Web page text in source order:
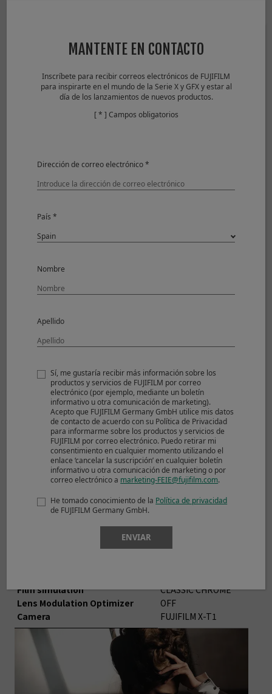
FUJIFILM X-T1
© Niko Villegas
View larger image (JPEG: 5,157KB)
Shooting Mode
Image Size
Sensitivity
Film simulation
Lens Modulation Optimizer
Camera
Manual
3264 x 4896
1/125
CLASSIC CHROME
OFF
FUJIFILM X-T1
MANTENTE EN CONTACTO
Inscríbete para recibir correos electrónicos de FUJIFILM
para inspirarte en el mundo de la Serie X y GFX y estar al
día de los lanzamientos de nuevos productos.
[ * ] Campos obligatorios
Dirección de correo electrónico *
País *
Nombre
Apellido
Sí, me gustaría recibir más información sobre los
productos y servicios de FUJIFILM por correo
electrónico (por ejemplo, mediante un boletín
informativo u otra comunicación de marketing).
Acepto que FUJIFILM Germany GmbH utilice mis datos
de contacto de acuerdo con su Política de Privacidad
para informarme sobre los productos y servicios de
FUJIFILM por correo electrónico. Puedo retirar mi
consentimiento en cualquier momento utilizando el
enlace ‘cancelar la suscripción’ en cualquier boletín
informativo u otra comunicación de marketing o por
correo electrónico a marketing-FEIE@fujifilm.com.
He tomado conocimiento de la Política de privacidad
de FUJIFILM Germany GmbH.
ENVIAR